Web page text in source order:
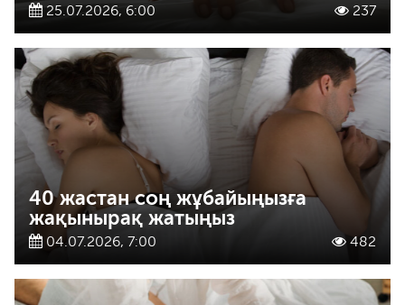
25.07.2026, 6:00 237
40 жастан соң жұбайыңызға
жақынырақ жатыңыз
04.07.2026, 7:00 482